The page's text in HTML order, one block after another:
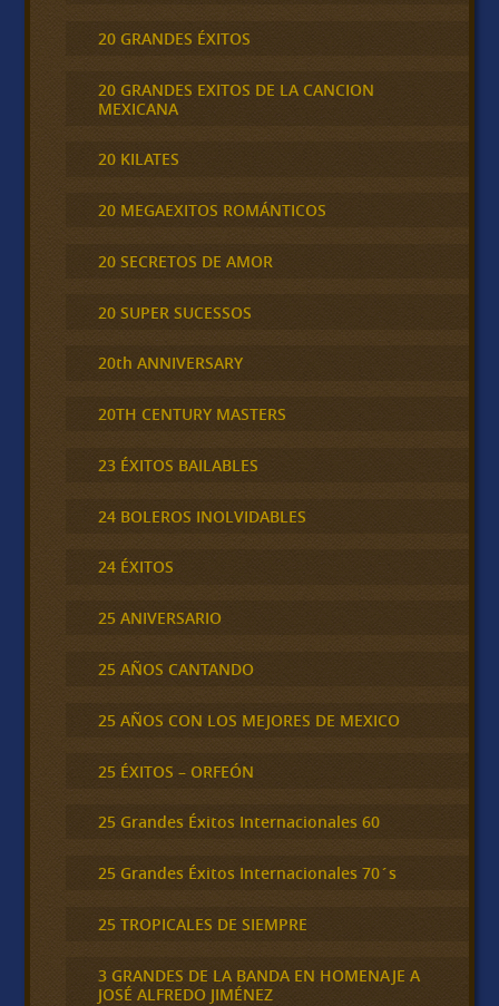
20 GRANDES ÉXITOS
20 GRANDES EXITOS DE LA CANCION
MEXICANA
20 KILATES
20 MEGAEXITOS ROMÁNTICOS
20 SECRETOS DE AMOR
20 SUPER SUCESSOS
20th ANNIVERSARY
20TH CENTURY MASTERS
23 ÉXITOS BAILABLES
24 BOLEROS INOLVIDABLES
24 ÉXITOS
25 ANIVERSARIO
25 AÑOS CANTANDO
25 AÑOS CON LOS MEJORES DE MEXICO
25 ÉXITOS – ORFEÓN
25 Grandes Éxitos Internacionales 60
25 Grandes Éxitos Internacionales 70´s
25 TROPICALES DE SIEMPRE
3 GRANDES DE LA BANDA EN HOMENAJE A
JOSÉ ALFREDO JIMÉNEZ